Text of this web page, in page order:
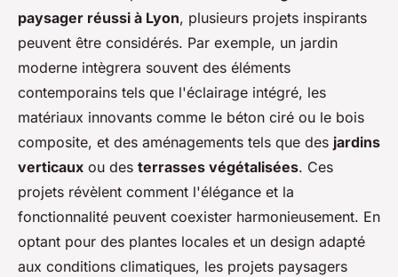
paysager réussi à Lyon, plusieurs projets inspirants
peuvent être considérés. Par exemple, un jardin
moderne intègrera souvent des éléments
contemporains tels que l'éclairage intégré, les
matériaux innovants comme le béton ciré ou le bois
composite, et des aménagements tels que des jardins
verticaux ou des terrasses végétalisées. Ces
projets révèlent comment l'élégance et la
fonctionnalité peuvent coexister harmonieusement. En
optant pour des plantes locales et un design adapté
aux conditions climatiques, les projets paysagers